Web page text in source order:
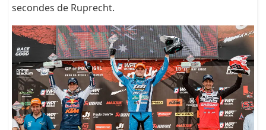
secondes de Ruprecht.